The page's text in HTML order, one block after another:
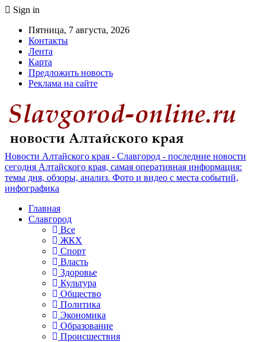
Sign in
Пятница, 7 августа, 2026
Контакты
Лента
Карта
Предложить новость
Реклама на сайте
Новости Алтайского края - Славгород - последние новости
сегодня Алтайского края, самая оперативная информация:
темы дня, обзоры, анализ. Фото и видео с места событий,
инфографика
Главная
Славгород
Все
ЖКХ
Спорт
Власть
Здоровье
Культура
Общество
Политика
Экономика
Образование
Происшествия